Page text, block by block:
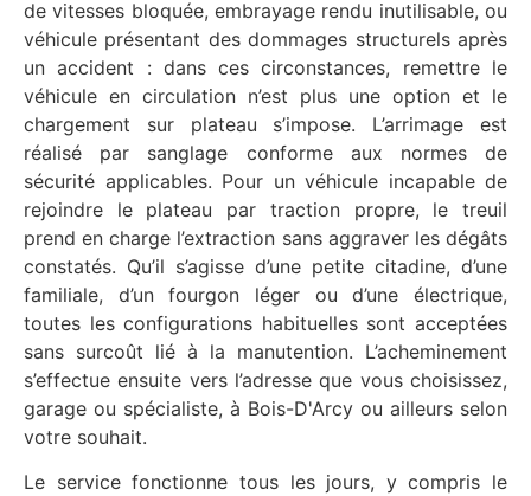
de vitesses bloquée, embrayage rendu inutilisable, ou
véhicule présentant des dommages structurels après
un accident : dans ces circonstances, remettre le
véhicule en circulation n’est plus une option et le
chargement sur plateau s’impose. L’arrimage est
réalisé par sanglage conforme aux normes de
sécurité applicables. Pour un véhicule incapable de
rejoindre le plateau par traction propre, le treuil
prend en charge l’extraction sans aggraver les dégâts
constatés. Qu’il s’agisse d’une petite citadine, d’une
familiale, d’un fourgon léger ou d’une électrique,
toutes les configurations habituelles sont acceptées
sans surcoût lié à la manutention. L’acheminement
s’effectue ensuite vers l’adresse que vous choisissez,
garage ou spécialiste, à Bois-D'Arcy ou ailleurs selon
votre souhait.
Le service fonctionne tous les jours, y compris le